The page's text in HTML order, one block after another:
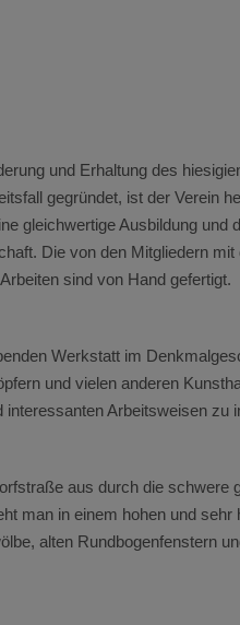
und Erhaltung des
gegründet, ist der Verein
gleichwertige Ausbildung und
Die von den Mitgliedern
sind von Hand gefertigt.
Werkstatt im
und vielen anderen
Arbeitsweisen zu
aus durch die schwere
man in einem hohen und sehr
alten Rundbogenfenstern